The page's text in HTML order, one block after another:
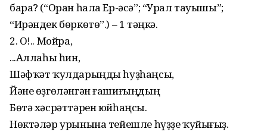
бара? (“Оран һала Ер-әсә”; “Урал тауышы”;
“Ирәндек бөркөтө”.) – 1 тәңкә.
2. О!.. Мойра,
...Аллаһы һин,
Шәфҡәт ҡулдарыңды һуҙһаңсы,
Йәне өҙгөләнгән ғашиғыңдың
Бөтә хәсрәттәрен юйһаңсы.
Нөктәләр урынына тейешле һүҙҙе ҡуйығыҙ.